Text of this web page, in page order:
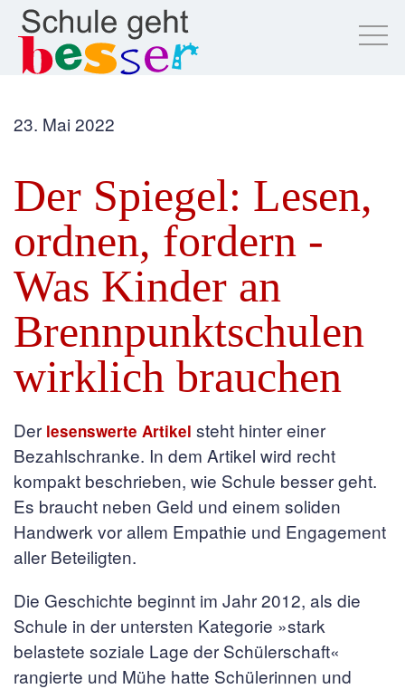
23. Mai 2022
Der Spiegel: Lesen,
ordnen, fordern -
Was Kinder an
Brennpunktschulen
wirklich brauchen
Der lesenswerte Artikel steht hinter einer
Bezahlschranke. In dem Artikel wird recht
kompakt beschrieben, wie Schule besser geht.
Es braucht neben Geld und einem soliden
Handwerk vor allem Empathie und Engagement
aller Beteiligten.
Die Geschichte beginnt im Jahr 2012, als die
Schule in der untersten Kategorie »stark
belastete soziale Lage der Schülerschaft«
rangierte und Mühe hatte Schülerinnen und